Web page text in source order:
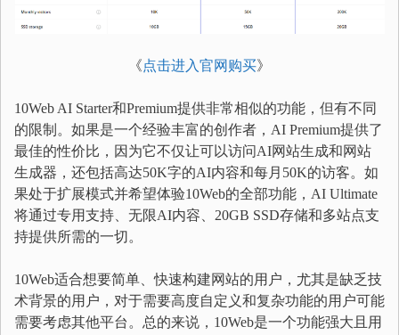
《点击进入官网购买》
10Web AI Starter和Premium提供非常相似的功能，但有不同
的限制。如果是一个经验丰富的创作者，AI Premium提供了
最佳的性价比，因为它不仅让可以访问AI网站生成和网站
生成器，还包括高达50K字的AI内容和每月50K的访客。如
果处于扩展模式并希望体验10Web的全部功能，AI Ultimate
将通过专用支持、无限AI内容、20GB SSD存储和多站点支
持提供所需的一切。
10Web适合想要简单、快速构建网站的用户，尤其是缺乏技
术背景的用户，对于需要高度自定义和复杂功能的用户可能
需要考虑其他平台。总的来说，10Web是一个功能强大且用